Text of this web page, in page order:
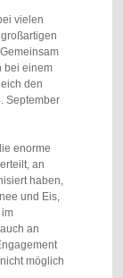
vielen
bei einem
den
September
enorme
an
haben,
und Eis,
an
möglich